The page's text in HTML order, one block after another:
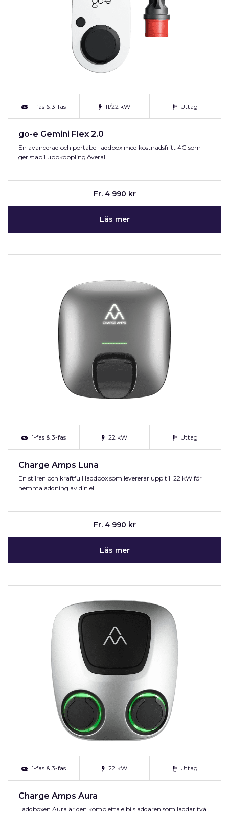
1-fas & 3-fas 11/22 kW Uttag
go-e Gemini Flex 2.0
En avancerad och portabel laddbox med kostnadsfritt 4G som
ger stabil uppkoppling överall…
Fr. 4 990 kr
Läs mer
1-fas & 3-fas 22 kW Uttag
Charge Amps Luna
En stilren och kraftfull laddbox som levererar upp till 22 kW för
hemmaladdning av din el…
Fr. 4 990 kr
Läs mer
1-fas & 3-fas 22 kW Uttag
Charge Amps Aura
Laddboxen Aura är den kompletta elbilsladdaren som laddar två